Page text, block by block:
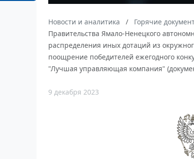
Новости и аналитика Горячие
Правительства Ямало-Ненецкого
распределения иных дотаций из
поощрение победителей ежегодного
"Лучшая управляющая компания"
9 декабря 2023